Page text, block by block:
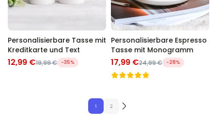
Personalisierbare Tasse mit
Kreditkarte und Text
12,99 €19,99 € -35%
Personalisierbare Espresso
Tasse mit Monogramm
17,99 €24,99 € -28%
1 2